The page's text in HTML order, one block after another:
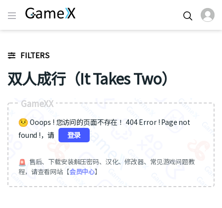
FILTERS
双人成行（It Takes Two）
GameXX
Ooops ! 您访问的页面不存在 ！404 Error ! Page not
found !，请
登录
售后、下载安装解压密码、汉化、修改器、常见游戏问题教
程，请查看网站【会员中心】